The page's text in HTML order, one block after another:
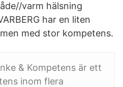
varm hälsning
har en liten
med stor kompetens.
& Kompetens är ett
inom flera